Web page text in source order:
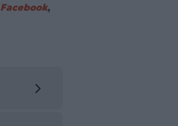
Facebook,